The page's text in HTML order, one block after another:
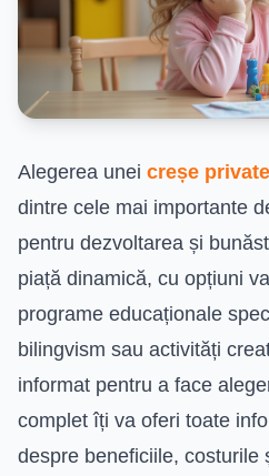
Alegerea unei creșe
dintre cele mai importante
pentru dezvoltarea și
piață dinamică, cu opțiuni
programe educaționale
bilingvism sau activități
informat pentru a face
complet îți va oferi toate
despre beneficiile, costurile